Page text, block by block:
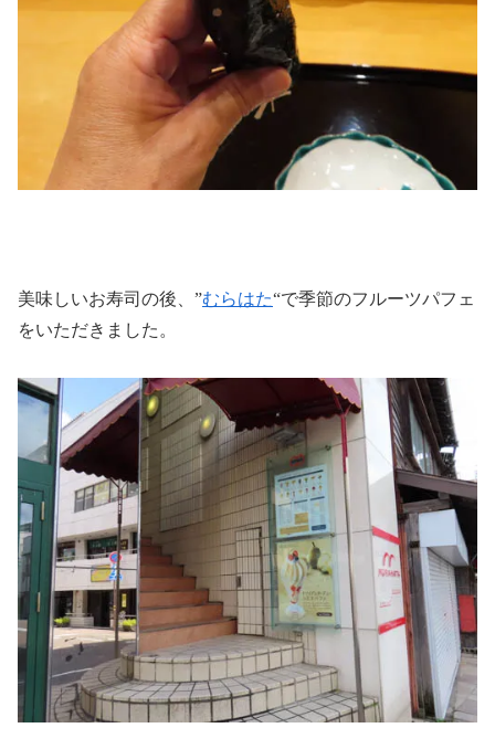
美味しいお寿司の後、”むらはた“で季節のフルーツパフェ
をいただきました。